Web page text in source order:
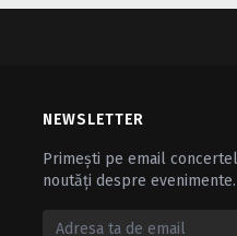
NEWSLETTER
Primești pe email
noutăți despre evenimente.